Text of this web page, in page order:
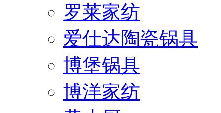
罗莱家纺
爱仕达陶瓷锅具
博堡锅具
博洋家纺